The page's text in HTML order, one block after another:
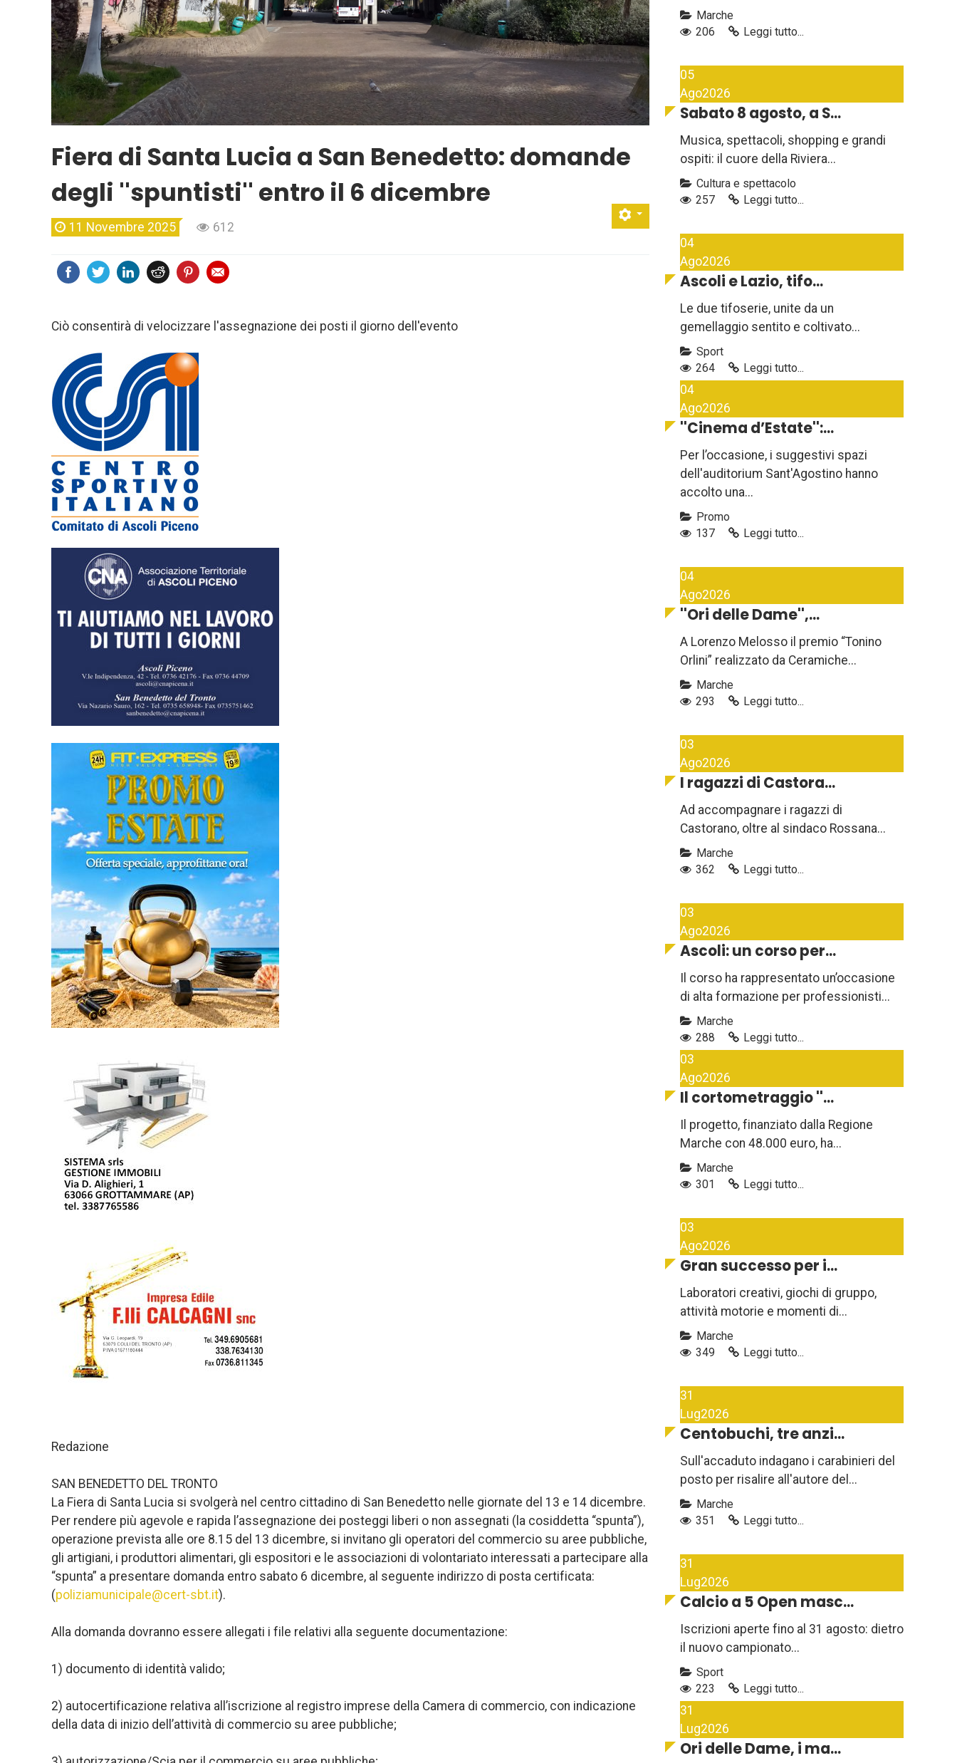
Fiera di Santa Lucia a San Benedetto: domande
degli ''spuntisti'' entro il 6 dicembre
11 Novembre 2025 612
Ciò consentirà di velocizzare l'assegnazione dei posti il giorno dell'evento
Redazione
SAN BENEDETTO DEL TRONTO
La Fiera di Santa Lucia si svolgerà nel centro cittadino di San Benedetto nelle giornate del 13 e 14 dicembre.
Per rendere più agevole e rapida l’assegnazione dei posteggi liberi o non assegnati (la cosiddetta “spunta”),
operazione prevista alle ore 8.15 del 13 dicembre, si invitano gli operatori del commercio su aree pubbliche,
gli artigiani, i produttori alimentari, gli espositori e le associazioni di volontariato interessati a partecipare alla
“spunta” a presentare domanda entro sabato 6 dicembre, al seguente indirizzo di posta certificata:
(poliziamunicipale@cert-sbt.it).
Alla domanda dovranno essere allegati i file relativi alla seguente documentazione:
1) documento di identità valido;
2) autocertificazione relativa all’iscrizione al registro imprese della Camera di commercio, con indicazione
della data di inizio dell’attività di commercio su aree pubbliche;
Marche
206
Leggi tutto...
05
Ago2026
Sabato 8 agosto, a S...
Musica, spettacoli, shopping e grandi
ospiti: il cuore della Riviera...
Cultura e spettacolo
257
Leggi tutto...
04
Ago2026
Ascoli e Lazio, tifo...
Le due tifoserie, unite da un
gemellaggio sentito e coltivato...
Sport
264
Leggi tutto...
04
Ago2026
''Cinema d’Estate'':...
Per l’occasione, i suggestivi spazi
dell'auditorium Sant'Agostino hanno
accolto una...
Promo
137
Leggi tutto...
04
Ago2026
''Ori delle Dame'',...
A Lorenzo Melosso il premio “Tonino
Orlini” realizzato da Ceramiche...
Marche
293
Leggi tutto...
03
Ago2026
I ragazzi di Castora...
Ad accompagnare i ragazzi di
Castorano, oltre al sindaco Rossana...
Marche
362
Leggi tutto...
03
Ago2026
Ascoli: un corso per...
Il corso ha rappresentato un’occasione
di alta formazione per professionisti...
Marche
288
Leggi tutto...
03
Ago2026
Il cortometraggio ''...
Il progetto, finanziato dalla Regione
Marche con 48.000 euro, ha...
Marche
301
Leggi tutto...
03
Ago2026
Gran successo per i...
Laboratori creativi, giochi di gruppo,
attività motorie e momenti di...
Marche
349
Leggi tutto...
31
Lug2026
Centobuchi, tre anzi...
Sull'accaduto indagano i carabinieri del
posto per risalire all'autore del...
Marche
351
Leggi tutto...
31
Lug2026
Calcio a 5 Open masc...
Iscrizioni aperte fino al 31 agosto: dietro
il nuovo campionato...
Sport
223
Leggi tutto...
31
Lug2026
Ori delle Dame, i ma...